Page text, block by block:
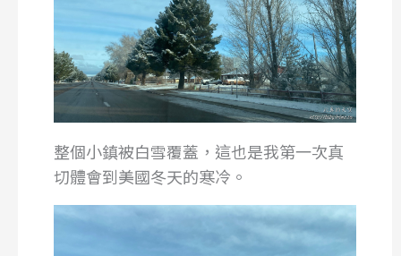
整個小鎮被白雪覆蓋，這也是我第一次真
切體會到美國冬天的寒冷。